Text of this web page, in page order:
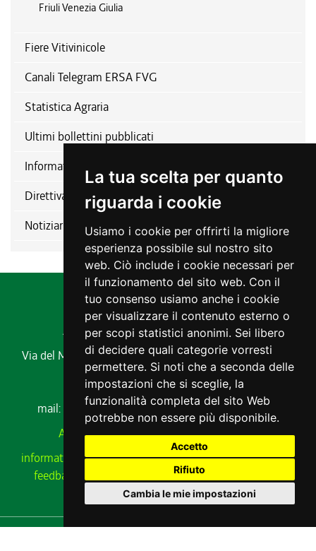
La tua scelta per quanto
riguarda i cookie
Usiamo i cookie per offrirti la migliore
esperienza possibile sul nostro sito
web. Ciò include i cookie necessari per
il funzionamento del sito web. Con il
tuo consenso usiamo anche i cookie
per visualizzare il contenuto esterno o
per scopi statistici anonimi. Sei libero
di decidere quali categorie vorresti
permettere. Si noti che a seconda delle
impostazioni che si sceglie, la
funzionalità completa del sito Web
potrebbe non essere più disponibile.
Accetto
Rifiuto
Cambia le mie impostazioni
Friuli Venezia Giulia
Fiere Vitivinicole
Canali Telegram ERSA FVG
Statistica Agraria
Ultimi bollettini pubblicati
Informativa relativa alla disciplina del patrocinio
Direttiva nitrati
Notiziario ERSA
Agenzia regionale per lo sviluppo rurale
Via del Montesanto, 17 34170 GORIZIACodice fiscale e
partita IVA 00485650311
Tel. 0432 529211
mail:
ersa@ersa.fvg.itPec:ersa@certregione.fvg.it
Amministrazione Trasparente|AVCP xml
informativa privacy|cookie|note legali|meccanismo di
feedback
| cambio preferenze cookie
accessibilità